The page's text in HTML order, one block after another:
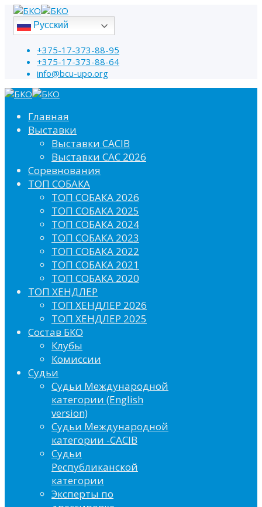
Русский
+375-17-373-88-95
+375-17-373-88-64
info@bcu-upo.org
Главная
Выставки
Выставки CACIB
Выставки САС 2026
Соревнования
ТОП СОБАКА
ТОП СОБАКА 2026
ТОП СОБАКА 2025
ТОП СОБАКА 2024
ТОП СОБАКА 2023
ТОП СОБАКА 2022
ТОП СОБАКА 2021
ТОП СОБАКА 2020
ТОП ХЕНДЛЕР
ТОП ХЕНДЛЕР 2026
ТОП ХЕНДЛЕР 2025
Состав БКО
Клубы
Комиссии
Судьи
Судьи Международной
категории (English
version)
Судьи Международной
категории -CACIB
Судьи
Республиканской
категории
Эксперты по